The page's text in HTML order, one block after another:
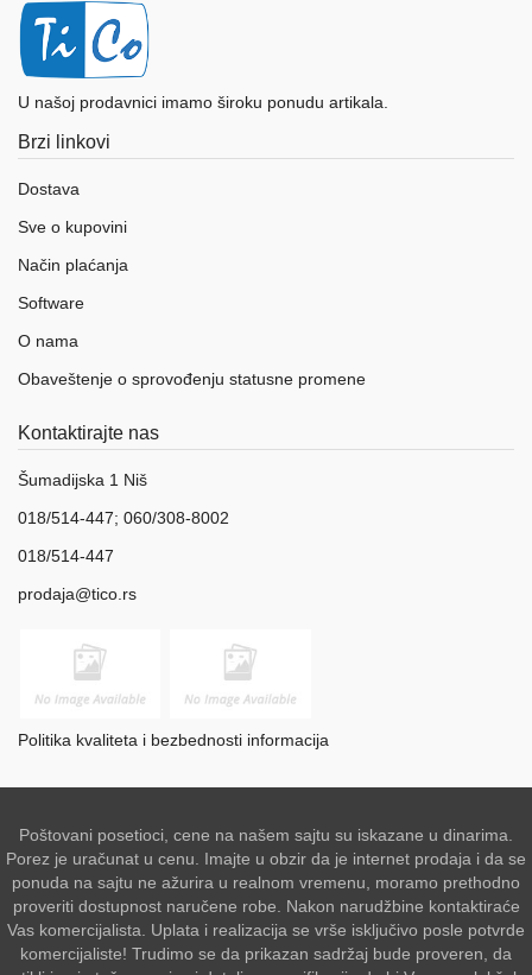
U našoj prodavnici imamo široku ponudu artikala.
Brzi linkovi
Dostava
Sve o kupovini
Način plaćanja
Software
O nama
Obaveštenje o sprovođenju statusne promene
Kontaktirajte nas
Šumadijska 1 Niš
018/514-447; 060/308-8002
018/514-447
prodaja@tico.rs
Politika kvaliteta i bezbednosti informacija
Poštovani posetioci, cene na našem sajtu su iskazane u dinarima.
Porez je uračunat u cenu. Imajte u obzir da je internet prodaja i da se
ponuda na sajtu ne ažurira u realnom vremenu, moramo prethodno
proveriti dostupnost naručene robe. Nakon narudžbine kontaktiraće
Vas komercijalista. Uplata i realizacija se vrše isključivo posle potvrde
komercijaliste! Trudimo se da prikazan sadržaj bude proveren, da